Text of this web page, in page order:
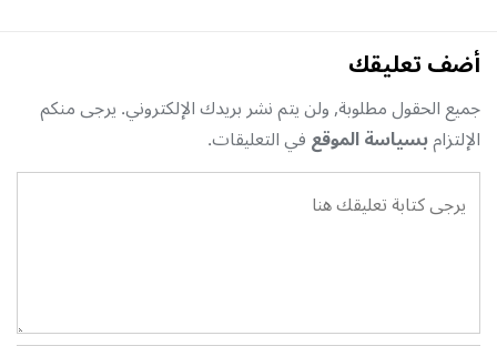
أضف تعليقك
جميع الحقول مطلوبة, ولن يتم نشر بريدك الإلكتروني. يرجى منكم
الإلتزامبسياسة الموقعفي التعليقات.